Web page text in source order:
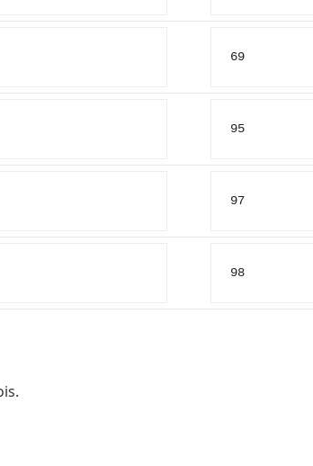
69
95
97
98